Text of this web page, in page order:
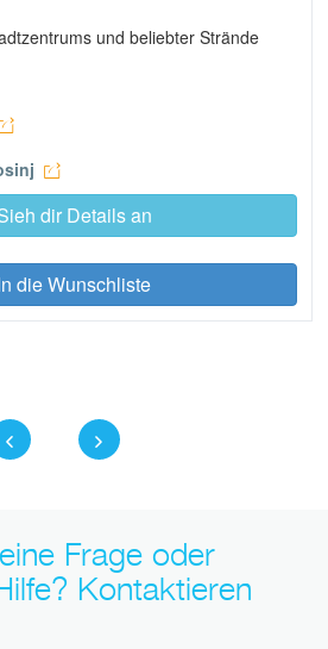
und beliebter Strände
dir Details an
die Wunschliste
Frage oder
Kontaktieren